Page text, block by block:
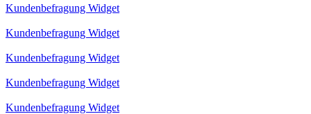
Kundenbefragung Widget
Kundenbefragung Widget
Kundenbefragung Widget
Kundenbefragung Widget
Kundenbefragung Widget